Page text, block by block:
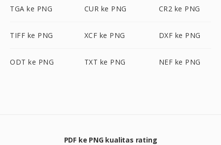
TGA ke PNG CUR ke PNG CR2 ke PNG
TIFF ke PNG XCF ke PNG DXF ke PNG
ODT ke PNG TXT ke PNG NEF ke PNG
PDF ke PNG kualitas rating